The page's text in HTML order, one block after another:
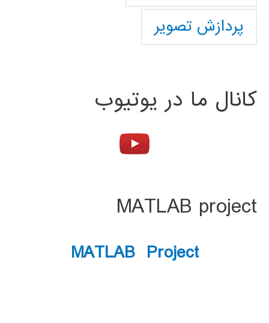
پردازش تصویر
کانال ما در یوتیوب
MATLAB project
MATLAB Project